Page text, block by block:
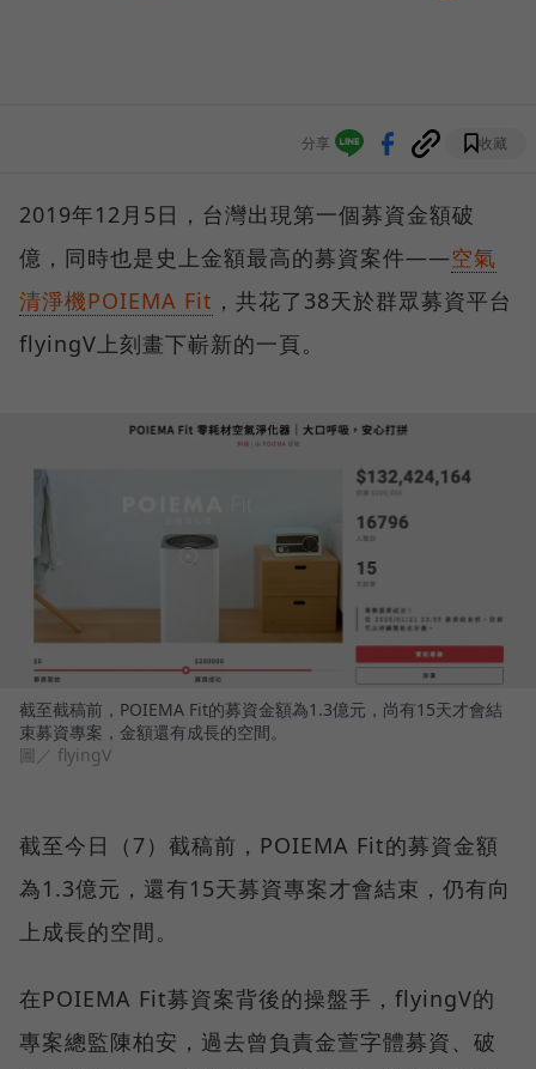
分享 收藏
2019年12月5日，台灣出現第一個募資金額破
億，同時也是史上金額最高的募資案件——空氣
清淨機POIEMA Fit ，共花了38天於群眾募資平台
flyingV上刻畫下嶄新的一頁。
截至截稿前，POIEMA Fit的募資金額為1.3億元，尚有15天才會結
束募資專案，金額還有成長的空間。
圖／ flyingV
截至今日（7）截稿前，POIEMA Fit的募資金額
為1.3億元，還有15天募資專案才會結束，仍有向
上成長的空間。
在POIEMA Fit募資案背後的操盤手，flyingV的
專案總監陳柏安，過去曾負責金萱字體募資、破